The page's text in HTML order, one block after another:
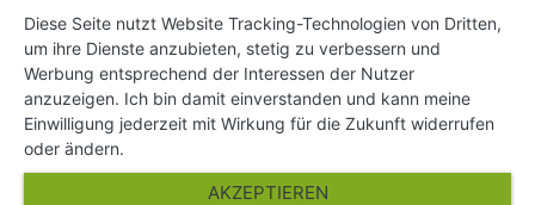
KONTAKT
Impressum
Hilfe und Kontakt
Partner
Presse
Über Uns
Diese Seite nutzt Website Tracking-Technologien von Dritten,
um ihre Dienste anzubieten, stetig zu verbessern und
Werbung entsprechend der Interessen der Nutzer
anzuzeigen. Ich bin damit einverstanden und kann meine
Einwilligung jederzeit mit Wirkung für die Zukunft widerrufen
oder ändern.
AKZEPTIEREN